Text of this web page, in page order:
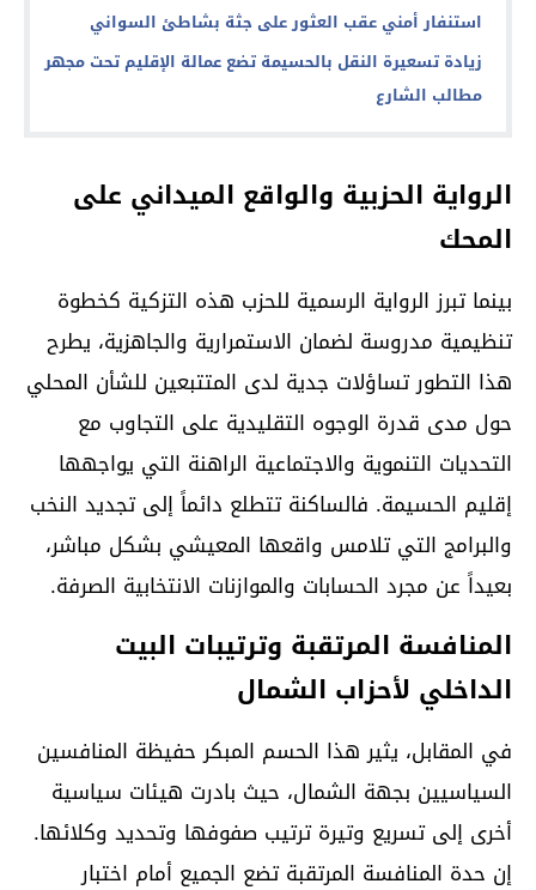
استنفار أمني عقب العثور على جثة بشاطئ السواني
زيادة تسعيرة النقل بالحسيمة تضع عمالة الإقليم تحت مجهر
مطالب الشارع
الرواية الحزبية والواقع الميداني على
المحك
بينما تبرز الرواية الرسمية للحزب هذه التزكية كخطوة
تنظيمية مدروسة لضمان الاستمرارية والجاهزية، يطرح
هذا التطور تساؤلات جدية لدى المتتبعين للشأن المحلي
حول مدى قدرة الوجوه التقليدية على التجاوب مع
التحديات التنموية والاجتماعية الراهنة التي يواجهها
إقليم الحسيمة. فالساكنة تتطلع دائماً إلى تجديد النخب
والبرامج التي تلامس واقعها المعيشي بشكل مباشر،
بعيداً عن مجرد الحسابات والموازنات الانتخابية الصرفة.
المنافسة المرتقبة وترتيبات البيت
الداخلي لأحزاب الشمال
في المقابل، يثير هذا الحسم المبكر حفيظة المنافسين
السياسيين بجهة الشمال، حيث بادرت هيئات سياسية
أخرى إلى تسريع وتيرة ترتيب صفوفها وتحديد وكلائها.
إن حدة المنافسة المرتقبة تضع الجميع أمام اختبار